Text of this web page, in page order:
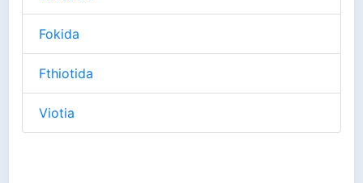
Fokida
Fthiotida
Viotia